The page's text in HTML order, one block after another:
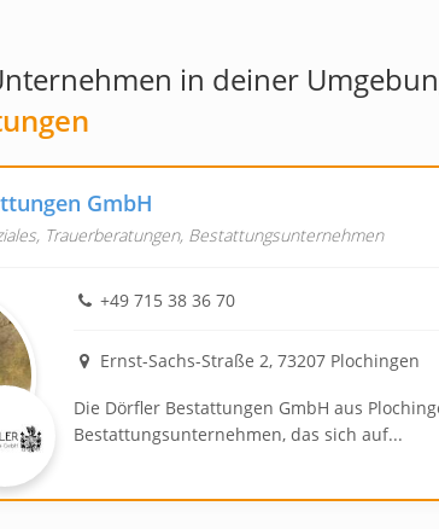
in deiner
GmbH
Trauerberatungen, Bestattungsunternehmen
+49 715 38 36 70
Ernst-Sachs-Straße 2, 73207 Plochingen
Die Dörfler Bestattungen GmbH aus
Bestattungsunternehmen, das sich auf...